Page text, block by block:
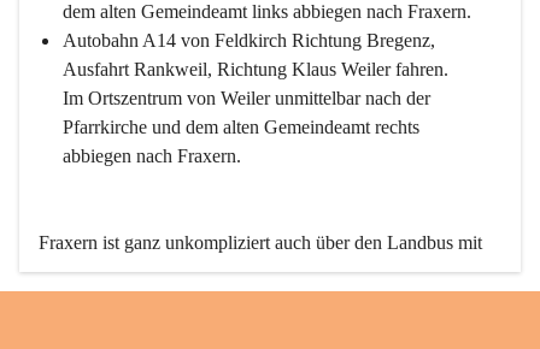
dem alten Gemeindeamt links abbiegen nach Fraxern.
Autobahn A14 von Feldkirch Richtung Bregenz,
Ausfahrt Rankweil, Richtung Klaus Weiler fahren.
Im Ortszentrum von Weiler unmittelbar nach der
Pfarrkirche und dem alten Gemeindeamt rechts
abbiegen nach Fraxern.
Fraxern ist ganz unkompliziert auch über den Landbus mit
den öffentlichen Verkehrsmitteln zu erreichen. Die Linie